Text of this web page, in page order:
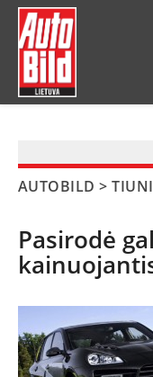
AUTOBILD >
Pasirodė